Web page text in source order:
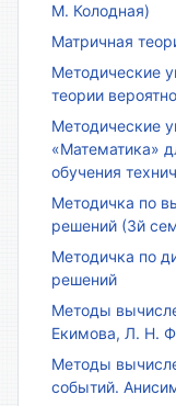
М. Колодная)
Матричная
Методические
теории
Методические
«Математика»
обучения
Методичка по
решений (3й
Методичка по
решений
Методы
Екимова, Л. Н.
Методы
событий.